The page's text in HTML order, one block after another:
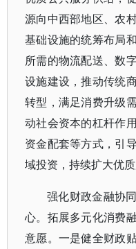
源向中西部地区、农
基础设施的统筹布局
所需的物流配送、数
设施建设，推动传统
转型，满足消费升级
动社会资本的杠杆作
资金配套等方式，引
域投资，持续扩大优质
强化财政金融协
心。拓展多元化消费
意愿。一是健全财政